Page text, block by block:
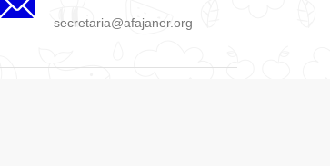
secretaria@afajaner.org